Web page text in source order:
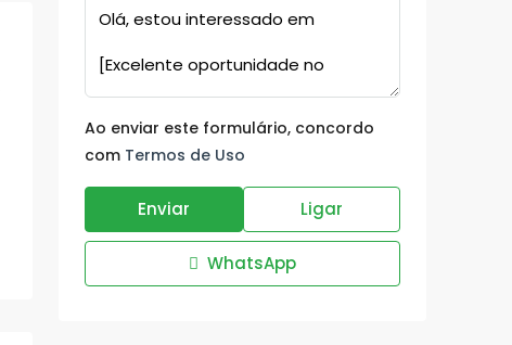
Ao enviar este formulário, concordo
com Termos de Uso
Enviar Ligar
WhatsApp